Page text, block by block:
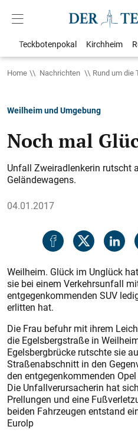
Teckbotenpokal Kirchheim
Home Nachrichten Rund um die
Weilheim und Umgebung
Noch mal
Unfall Zweiradlenkerin rutscht
Geländewagens.
04.01.2017
Weilheim. Glück im Unglück
sie bei einem Verkehrsunfall
entgegenkommenden SUV
erlitten hat.
Die Frau befuhr mit ihrem
die Egelsbergstraße in
Egelsbergbrücke rutschte sie
Straßenabschnitt in den
den entgegenkommenden
Die Unfallverursacherin hat
Prellungen und eine
beiden Fahrzeugen entstand
Eurolp